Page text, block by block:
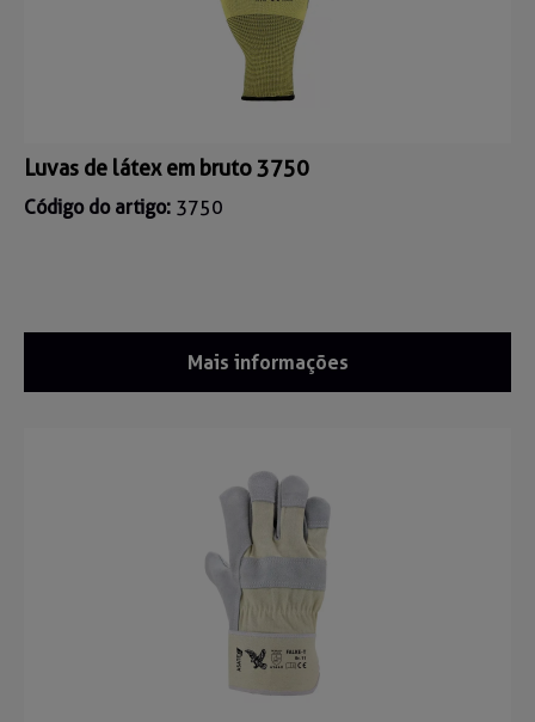
Luvas de látex em bruto 3750
Código do artigo: 3750
Mais informações